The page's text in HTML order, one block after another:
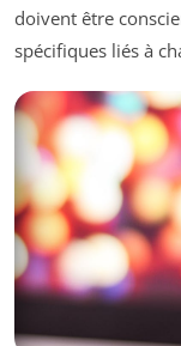
doivent être
spécifiques liés à